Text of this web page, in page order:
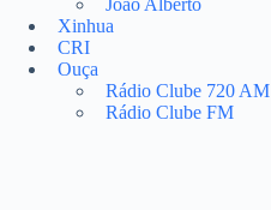
João Alberto
Xinhua
CRI
Ouça
Rádio Clube 720 AM
Rádio Clube FM